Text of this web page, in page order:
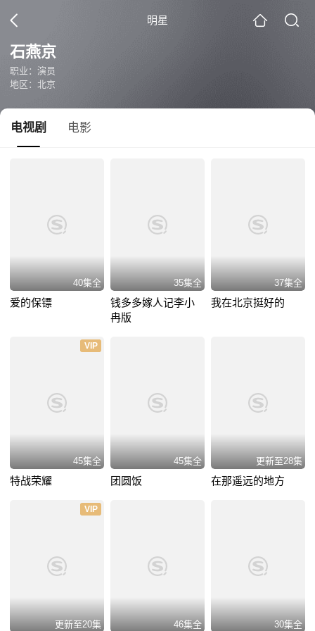
明星
石燕京
职业：演员
地区：北京
电视剧 电影
40集全
爱的保镖
35集全
钱多多嫁人记李小
冉版
37集全
我在北京挺好的
VIP
45集全
特战荣耀
45集全
团圆饭
更新至28集
在那遥远的地方
VIP
更新至20集 46集全 30集全